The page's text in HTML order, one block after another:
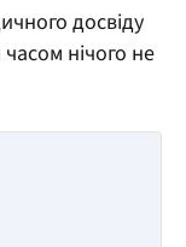
досвіду
нічого не